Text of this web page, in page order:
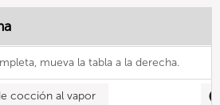
mueva la tabla a la derecha.
cocción al vapor